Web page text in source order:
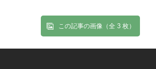
この記事の画像（全 3 枚）